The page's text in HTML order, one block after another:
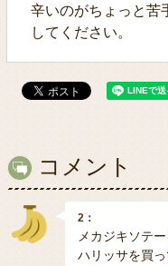
辛いのがちょっと苦
してください。
コメント
2：
メカジキソテ
ハリッサを買